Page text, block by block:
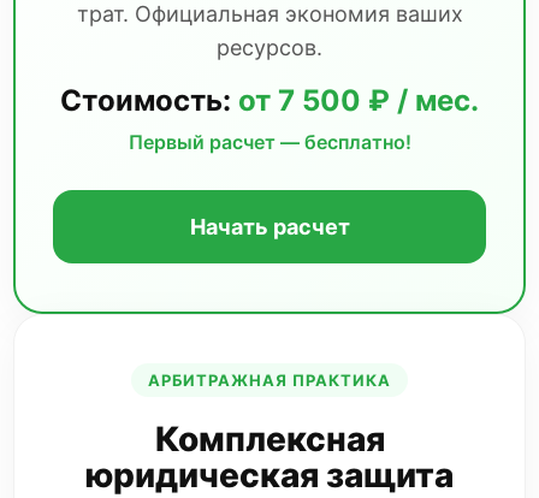
трат. Официальная экономия ваших
ресурсов.
Стоимость: от 7 500 ₽ / мес.
Первый расчет — бесплатно!
Начать расчет
АРБИТРАЖНАЯ ПРАКТИКА
Комплексная
юридическая защита